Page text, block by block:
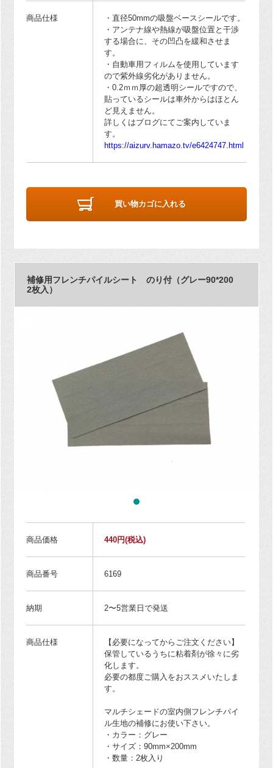
商品仕様
・直径50mmの吸盤ベースシールです。
・アンテナ線や熱線が吸盤位置と干渉
する場合に、その凹凸を緩和させま
す。
・自動車用フィルムを使用しています
ので紫外線劣化がありません。
・0.2ｍｍ厚の超透明シールですので、
貼っているシールは車外からはほとん
ど見えません。
詳しくはブログにてご案内していま
す。
https://aizurv.hamazo.tv/e6424747.html
買い物カゴに入れる
補修用フレンチパイルシート のり付（グレー90*200
2枚入）
商品価格 440円(税込)
商品番号 6169
納期 2〜5営業日で発送
商品仕様
【必要になってからご注文ください】
保管しているうちに粘着剤が徐々に劣
化します。
必要の都度ご購入をおススメいたしま
す。
マルチシェードの室内側フレンチパイ
ル生地の補修にお使い下さい。
・カラー：グレー
・サイズ：90mm×200mm
・数量：2枚入り